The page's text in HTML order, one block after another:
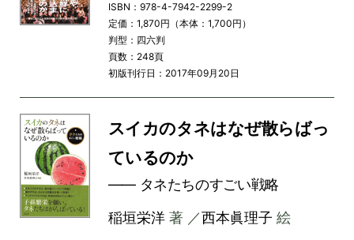
ISBN：978-4-7942-2299-2
定価：1,870円（本体：1,700円）
判型：四六判
頁数：248頁
初版刊行日：2017年09月20日
スイカのタネはなぜ散らばっ
ているのか
―― タネたちのすごい戦略
稲垣栄洋著 ／西本眞理子 絵